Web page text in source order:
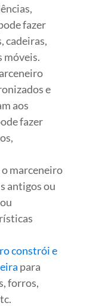
fazer
cadeiras,
móveis.
e
aos
fazer
o marceneiro
antigos ou
constrói e
para
forros,